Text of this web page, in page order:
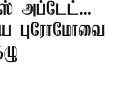
அப்டேட்...
புரோமோவை